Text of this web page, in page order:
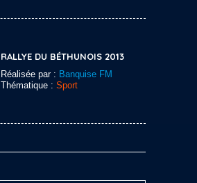
RALLYE DU BÉTHUNOIS 2013
Réalisée par : Banquise FM
Thématique : Sport